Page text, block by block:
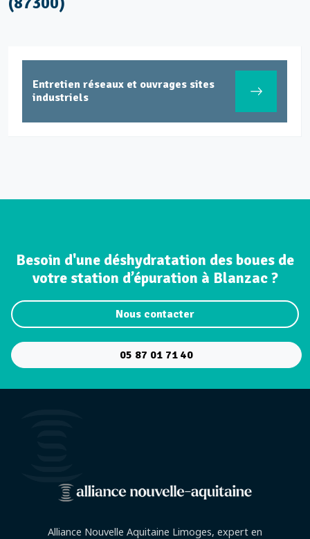
Entretien réseaux et ouvrages sites
industriels
Besoin d'une déshydratation des boues de
votre station d’épuration à Blanzac ?
Nous contacter
05 87 01 71 40
Alliance Nouvelle Aquitaine Limoges, expert en